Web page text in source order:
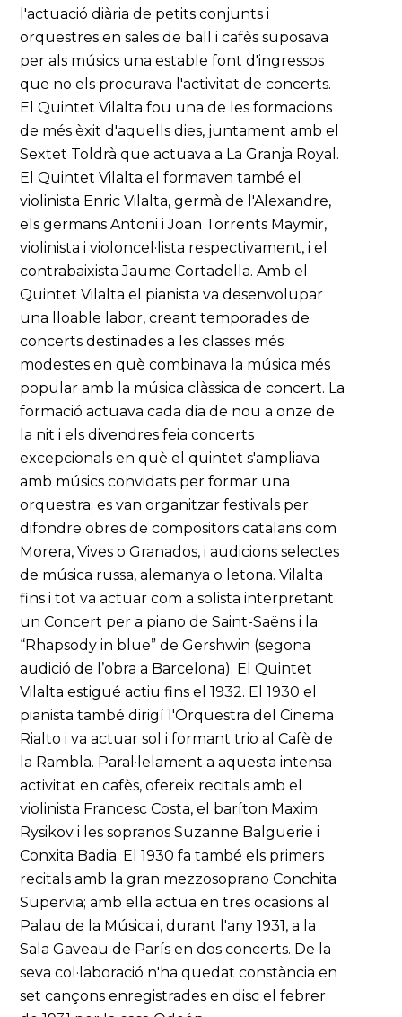
l'actuació diària de petits conjunts i
orquestres en sales de ball i cafès suposava
per als músics una estable font d'ingressos
que no els procurava l'activitat de concerts.
El Quintet Vilalta fou una de les formacions
de més èxit d'aquells dies, juntament amb el
Sextet Toldrà que actuava a La Granja Royal.
El Quintet Vilalta el formaven també el
violinista Enric Vilalta, germà de l'Alexandre,
els germans Antoni i Joan Torrents Maymir,
violinista i violoncel·lista respectivament, i el
contrabaixista Jaume Cortadella. Amb el
Quintet Vilalta el pianista va desenvolupar
una lloable labor, creant temporades de
concerts destinades a les classes més
modestes en què combinava la música més
popular amb la música clàssica de concert. La
formació actuava cada dia de nou a onze de
la nit i els divendres feia concerts
excepcionals en què el quintet s'ampliava
amb músics convidats per formar una
orquestra; es van organitzar festivals per
difondre obres de compositors catalans com
Morera, Vives o Granados, i audicions selectes
de música russa, alemanya o letona. Vilalta
fins i tot va actuar com a solista interpretant
un Concert per a piano de Saint-Saëns i la
“Rhapsody in blue” de Gershwin (segona
audició de l’obra a Barcelona). El Quintet
Vilalta estigué actiu fins el 1932. El 1930 el
pianista també dirigí l'Orquestra del Cinema
Rialto i va actuar sol i formant trio al Cafè de
la Rambla. Paral·lelament a aquesta intensa
activitat en cafès, ofereix recitals amb el
violinista Francesc Costa, el baríton Maxim
Rysikov i les sopranos Suzanne Balguerie i
Conxita Badia. El 1930 fa també els primers
recitals amb la gran mezzosoprano Conchita
Supervia; amb ella actua en tres ocasions al
Palau de la Música i, durant l'any 1931, a la
Sala Gaveau de París en dos concerts. De la
seva col·laboració n'ha quedat constància en
set cançons enregistrades en disc el febrer